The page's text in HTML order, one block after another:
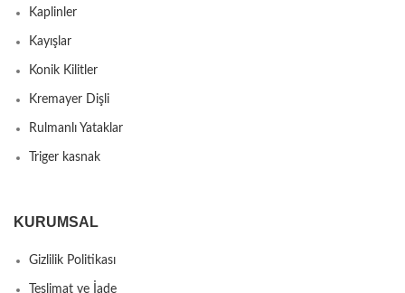
Kaplinler
Kayışlar
Konik Kilitler
Kremayer Dişli
Rulmanlı Yataklar
Triger kasnak
KURUMSAL
Gizlilik Politikası
Teslimat ve İade